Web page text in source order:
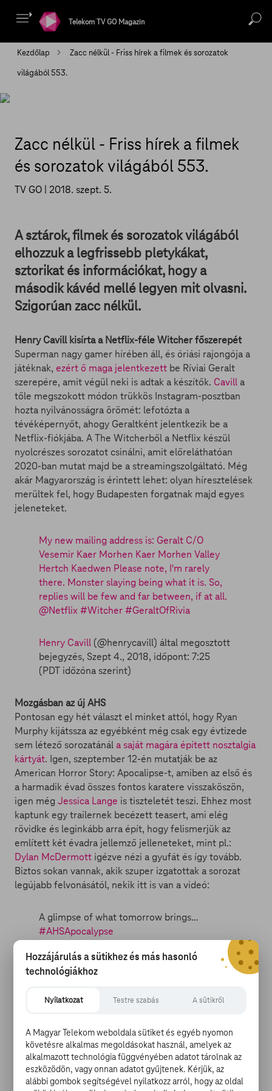
Telekom TV GO Magazin
Kezdőlap
Zacc nélkül - Friss hírek a filmek és sorozatok
világából 553.
Zacc nélkül - Friss hírek a filmek
és sorozatok világából 553.
TV GO | 2018. szept. 5.
A sztárok, filmek és sorozatok világából
elhozzuk a legfrissebb pletykákat,
sztorikat és információkat, hogy a
második kávéd mellé legyen mit olvasni.
Szigorúan zacc nélkül.
Henry Cavill kisírta a Netflix-féle Witcher főszerepét
Superman nagy gamer hírében áll, és óriási rajongója a
játéknak, ezért ő maga jelentkezett be Ríviai Geralt
szerepére, amit végül neki is adtak a készítők. Cavill a
tőle megszokott módon trükkös Instagram-posztban
hozta nyilvánosságra örömét: lefotózta a
tévéképernyőt, ahogy Geraltként jelentkezik be a
Netflix-fiókjába. A The Witcherből a Netflix készül
nyolcrészes sorozatot csinálni, amit előreláthatóan
2020-ban mutat majd be a streamingszolgáltató. Még
akár Magyarország is érintett lehet: olyan híresztelések
merültek fel, hogy Budapesten forgatnak majd egyes
jeleneteket.
My new mailing address is: Geralt C/O
Vesemir Kaer Morhen Kaer Morhen Valley
Hertch Kaedwen Please note, I'm rarely
there. Monster slaying being what it is. So,
replies will be few and far between, if at all.
@Netflix #Witcher #GeraltOfRivia
Henry Cavill (@henrycavill) által megosztott
bejegyzés, Szept 4., 2018, időpont: 7:25
(PDT időzóna szerint)
Mozgásban az új AHS
Pontosan egy hét választ el minket attól, hogy Ryan
Murphy kijátssza az egyébként még csak egy évtizede
sem létező sorozatánála saját magára épített nosztalgia
kártyát. Igen, szeptember 12-én mutatják be az
American Horror Story: Apocalipse-t, amiben az első és
a harmadik évad összes fontos karatere visszaköszön,
igen még Jessica Lange is tiszteletét teszi. Ehhez most
kaptunk egy trailernek becézett teasert, ami elég
rövidke és leginkább arra épít, hogy felismerjük az
említett két évadra jellemző jelleneteket, mint pl.:
Dylan McDermott igézve nézi a gyufát és így tovább.
Biztos sokan vannak, akik szuper izgatottak a sorozat
legújabb felvonásától, nekik itt is van a videó:
A glimpse of what tomorrow brings…
#AHSApocalypse
— AmericanHorrorStory (@AHSFX)
de még csak nem is Trump, még ha ezek azért
dobogósok, hanem hogy még mindig nem ismerik
elegen a legjobb rajzsorozatot, amit csak manapság
lehet nézni. Nem, a Rick&Morty csak a második,mivel
Hozzájárulás a sütikhez és más hasonló
technológiákhoz
Nyilatkozat Testre szabás A sütikről
A Magyar Telekom weboldala sütiket és egyéb nyomon
követésre alkalmas megoldásokat használ, amelyek az
alkalmazott technológia függvényében adatot tárolnak az
eszközödön, vagy onnan adatot gyűjtenek. Kérjük, az
alábbi gombok segítségével nyilatkozz arról, hogy az oldal